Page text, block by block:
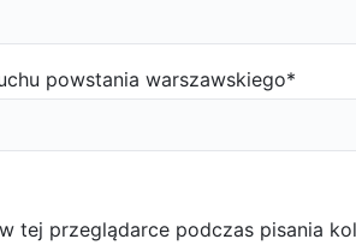
powstania warszawskiego*
tej przeglądarce podczas pisania